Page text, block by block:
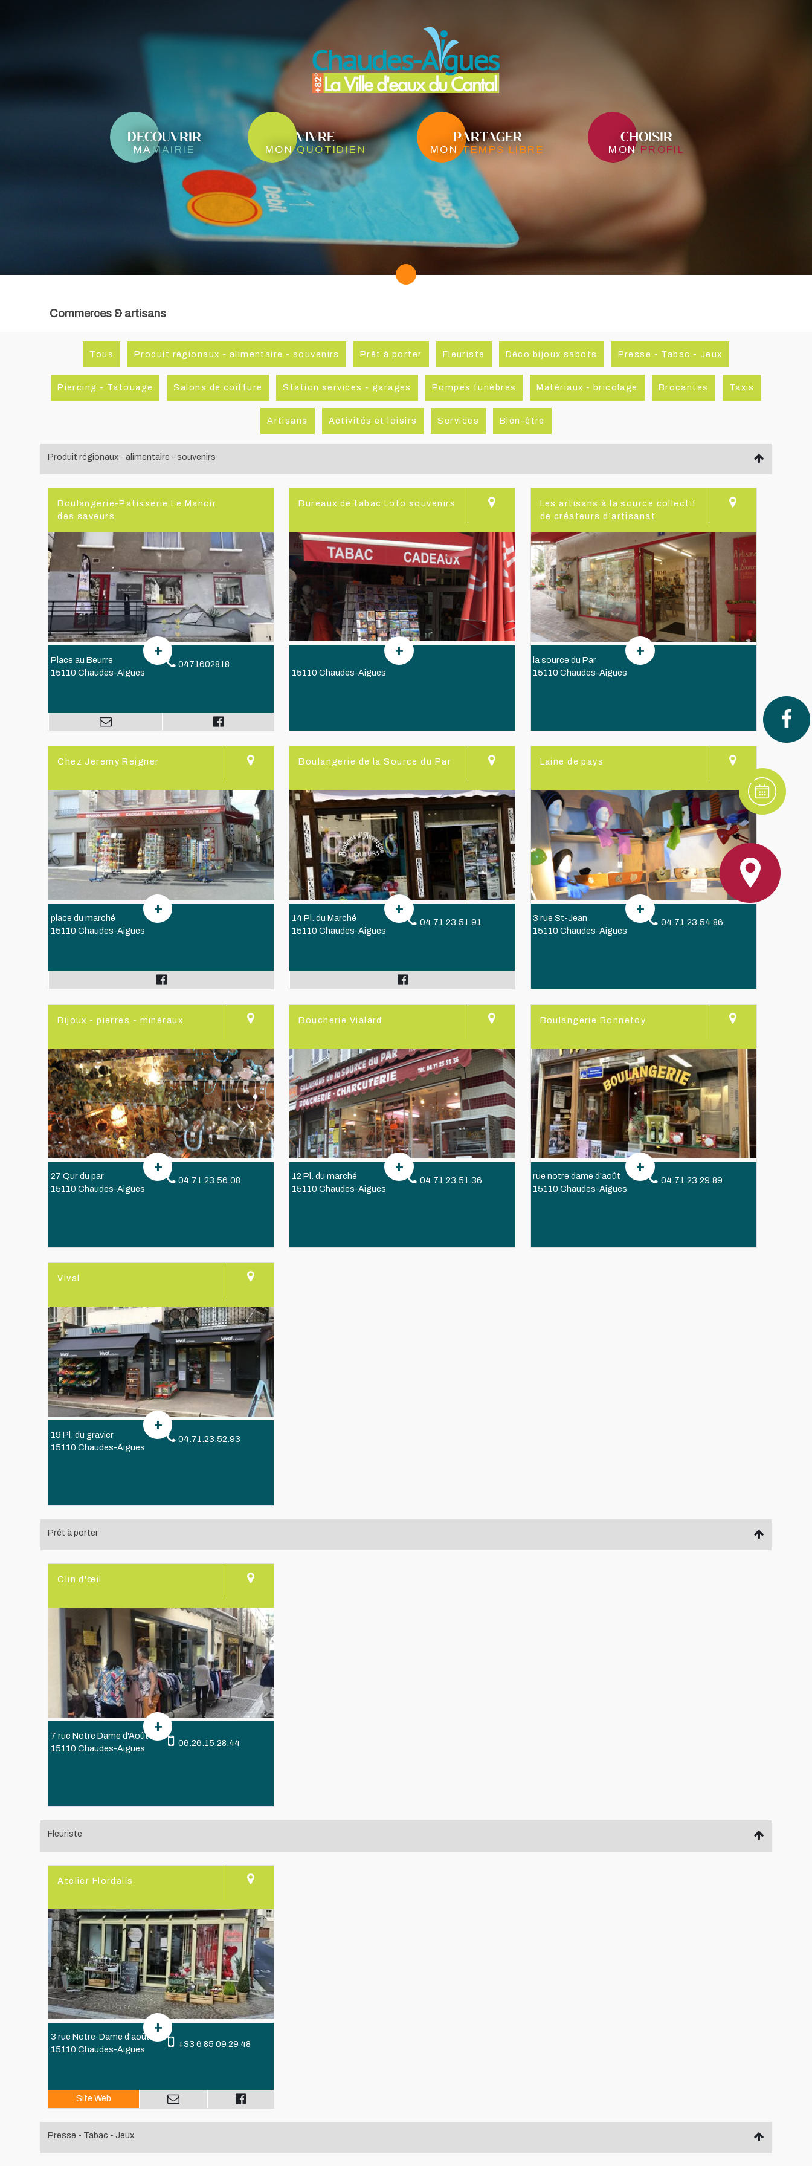
DECOUVRIR
mamairie
VIVRE
monquotidien
PARTAGER
mon temps libre
CHOISIR
monprofil
Commerces & artisans
Tous Produit régionaux - alimentaire - souvenirs Prêt à porter Fleuriste Déco bijoux sabots Presse - Tabac - Jeux
Piercing - Tatouage Salons de coiffure Station services - garages Pompes funèbres Matériaux - bricolage Brocantes Taxis
Artisans Activités et loisirs Services Bien-être
Produit régionaux - alimentaire - souvenirs
Boulangerie-Patisserie Le Manoir
des saveurs
Place au Beurre
15110 Chaudes-Aigues
0471602818
Bureaux de tabac Loto souvenirs
15110 Chaudes-Aigues
Les artisans à la source collectif
de créateurs d'artisanat
la source du Par
15110 Chaudes-Aigues
Chez Jeremy Reigner
place du marché
15110 Chaudes-Aigues
Boulangerie de la Source du Par
14 Pl. du Marché
15110 Chaudes-Aigues
04.71.23.51.91
Laine de pays
3 rue St-Jean
15110 Chaudes-Aigues
04.71.23.54.86
Bijoux - pierres - minéraux
27 Qur du par
15110 Chaudes-Aigues
04.71.23.56.08
Boucherie Vialard
12 Pl. du marché
15110 Chaudes-Aigues
04.71.23.51.36
Boulangerie Bonnefoy
rue notre dame d'août
15110 Chaudes-Aigues
04.71.23.29.89
Vival
19 Pl. du gravier
15110 Chaudes-Aigues
04.71.23.52.93
Prêt à porter
Clin d'œil
7 rue Notre Dame d'Août
15110 Chaudes-Aigues
06.26.15.28.44
Fleuriste
Atelier Flordalis
3 rue Notre-Dame d'août
15110 Chaudes-Aigues
+33 6 85 09 29 48
Presse - Tabac - Jeux